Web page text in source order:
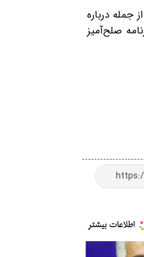
درباره
صلح‌آمیز